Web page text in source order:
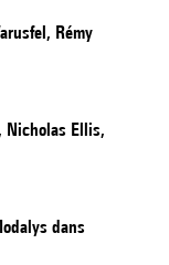
Rémy
Nicholas Ellis,
dans